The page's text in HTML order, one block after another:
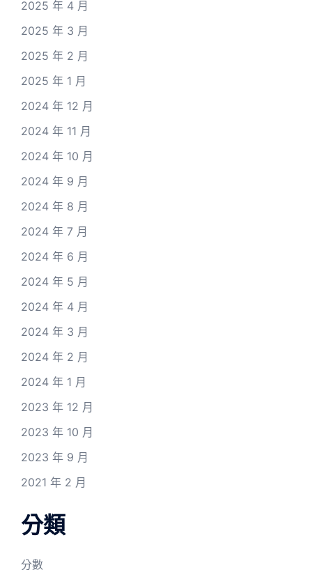
2025 年 4 月
2025 年 3 月
2025 年 2 月
2025 年 1 月
2024 年 12 月
2024 年 11 月
2024 年 10 月
2024 年 9 月
2024 年 8 月
2024 年 7 月
2024 年 6 月
2024 年 5 月
2024 年 4 月
2024 年 3 月
2024 年 2 月
2024 年 1 月
2023 年 12 月
2023 年 10 月
2023 年 9 月
2021 年 2 月
分類
分數